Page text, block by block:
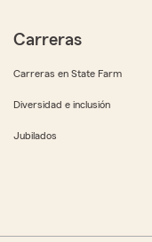
Carreras
Carreras en State Farm
Diversidad e inclusión
Jubilados